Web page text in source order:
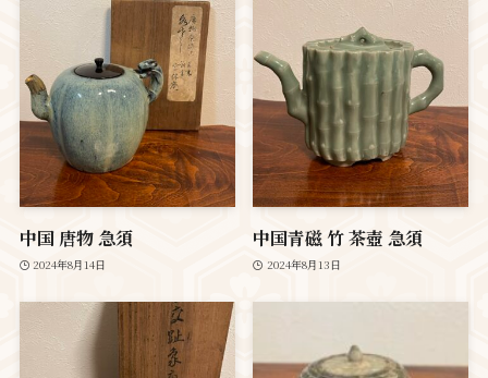
中国 唐物 急須
2024年8月14日
中国青磁 竹 茶壺 急須
2024年8月13日